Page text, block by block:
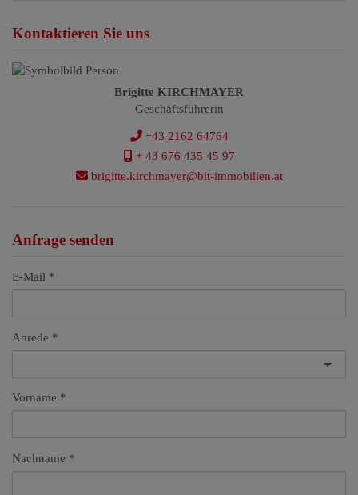
Kontaktieren Sie uns
Brigitte KIRCHMAYER
Geschäftsführerin
+43 2162 64764
+ 43 676 435 45 97
brigitte.kirchmayer@bit-immobilien.at
Anfrage senden
E-Mail
Anrede
Vorname
Nachname